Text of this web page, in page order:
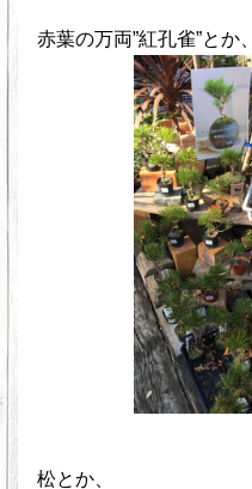
赤葉の万両”紅孔雀”とか、
松とか、